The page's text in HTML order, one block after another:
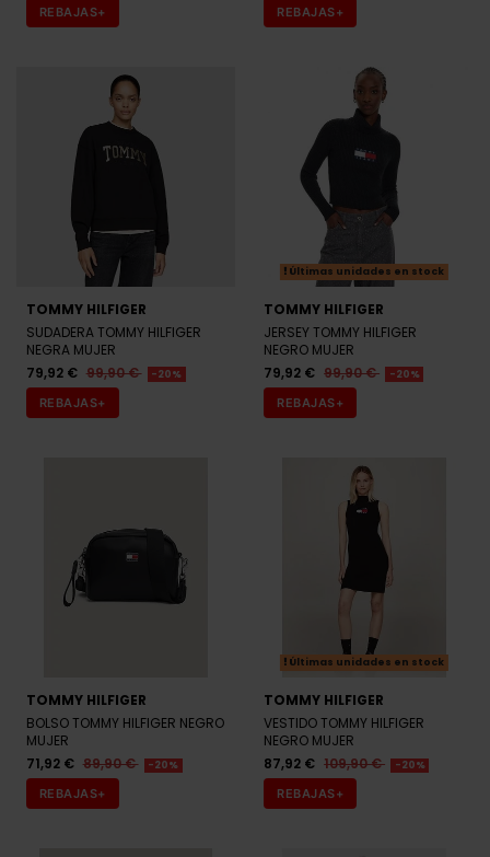
TOMMY HILFIGER
NEGRA MUJER
79,92 € 99,90 € -20%
REBAJAS+
Últimas unidades en stock
TOMMY HILFIGER
NEGRO MUJER
79,92 €
99,90 € -20%
REBAJAS+
MUJER
71,92 €
89,90 € -20%
REBAJAS+
TOMMY HILFIGER
NEGRO MUJER
87,92 € 109,90 € -20%
REBAJAS+